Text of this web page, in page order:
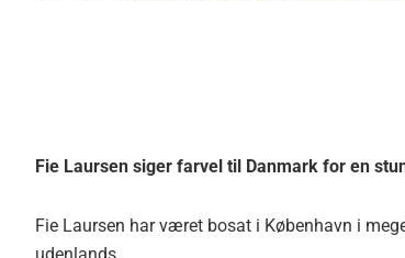
Fie Laursen siger farvel til Danmark for en
Fie Laursen har været bosat i København i